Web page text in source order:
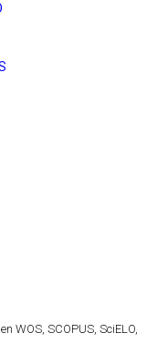
WOS, SCOPUS, SciELO,